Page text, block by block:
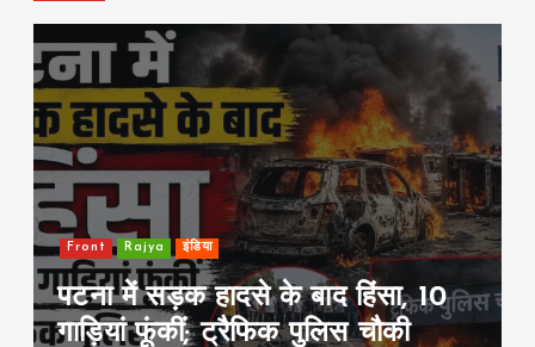
10
चौकी
Front Rajya इंडिया
झारखंड में JPSC परीक्षा रद्द
मांग पर छात्र आंदोलन तेज,